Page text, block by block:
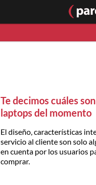
Te decimos cuáles
laptops del momento
El diseño, características
servicio al cliente son solo
en cuenta por los usuarios
comprar.